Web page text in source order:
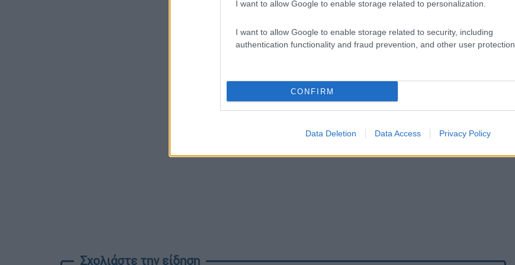
I want to allow Google to enable storage related to personalization.
I want to allow Google to enable storage related to security, including
authentication functionality and fraud prevention, and other user protection.
CONFIRM
Data Deletion Data Access Privacy Policy